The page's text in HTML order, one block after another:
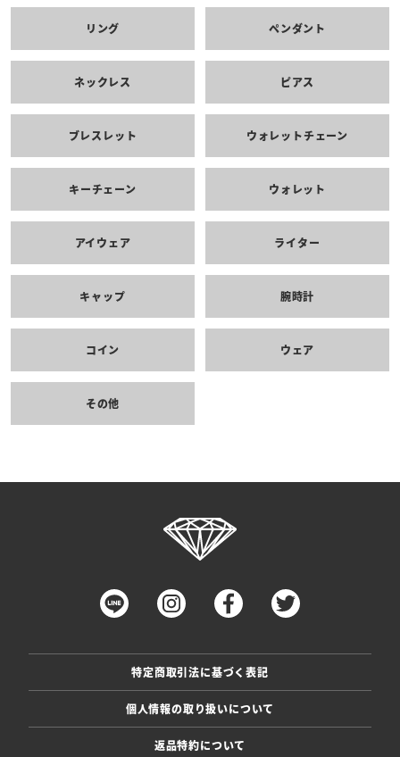
リング ペンダント
ネックレス ピアス
ブレスレット ウォレットチェーン
キーチェーン ウォレット
アイウェア ライター
キャップ 腕時計
コイン ウェア
その他
特定商取引法に基づく表記
個人情報の取り扱いについて
返品特約について